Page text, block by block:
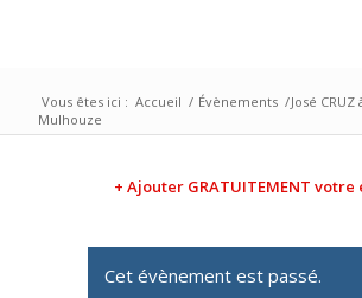
Vous êtes ici : Accueil / Évènements /José CRUZ
Mulhouze
+ Ajouter GRATUITEMENT
Cet évènement est passé.